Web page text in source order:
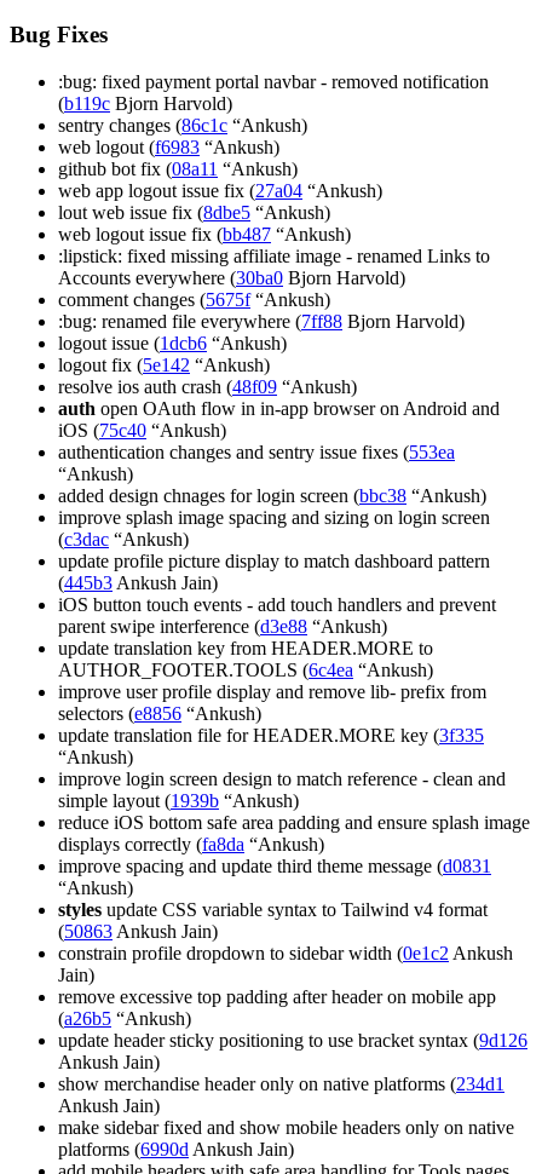
Bug Fixes
:bug: fixed payment portal navbar - removed notification
(b119c Bjorn Harvold)
sentry changes (86c1c “Ankush)
web logout (f6983 “Ankush)
github bot fix (08a11 “Ankush)
web app logout issue fix (27a04 “Ankush)
lout web issue fix (8dbe5 “Ankush)
web logout issue fix (bb487 “Ankush)
:lipstick: fixed missing affiliate image - renamed Links to
Accounts everywhere (30ba0 Bjorn Harvold)
comment changes (5675f“Ankush)
:bug: renamed file everywhere (7ff88 Bjorn Harvold)
logout issue (1dcb6 “Ankush)
logout fix (5e142 “Ankush)
resolve ios auth crash (48f09 “Ankush)
auth open OAuth flow in in-app browser on Android and
iOS (75c40 “Ankush)
authentication changes and sentry issue fixes (553ea
“Ankush)
added design chnages for login screen (bbc38 “Ankush)
improve splash image spacing and sizing on login screen
(c3dac “Ankush)
update profile picture display to match dashboard pattern
(445b3 Ankush Jain)
iOS button touch events - add touch handlers and prevent
parent swipe interference (d3e88 “Ankush)
update translation key from HEADER.MORE to
AUTHOR_FOOTER.TOOLS (6c4ea “Ankush)
improve user profile display and remove lib- prefix from
selectors (e8856 “Ankush)
update translation file for HEADER.MORE key (3f335
“Ankush)
improve login screen design to match reference - clean and
simple layout (1939b “Ankush)
reduce iOS bottom safe area padding and ensure splash image
displays correctly (fa8da “Ankush)
improve spacing and update third theme message (d0831
“Ankush)
styles update CSS variable syntax to Tailwind v4 format
(50863 Ankush Jain)
constrain profile dropdown to sidebar width (0e1c2 Ankush
Jain)
remove excessive top padding after header on mobile app
(a26b5 “Ankush)
update header sticky positioning to use bracket syntax (9d126
Ankush Jain)
show merchandise header only on native platforms (234d1
Ankush Jain)
make sidebar fixed and show mobile headers only on native
platforms (6990d Ankush Jain)